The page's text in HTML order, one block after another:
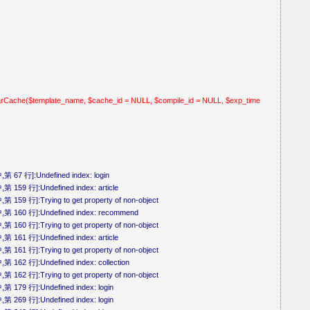
$cache_id = NULL, $compile_id = NULL, $exp_time
67 行]:Undefined index: login
第 159 行]:Undefined index: article
第 159 行]:Trying to get property of non-object
第 160 行]:Undefined index: recommend
第 160 行]:Trying to get property of non-object
第 161 行]:Undefined index: article
第 161 行]:Trying to get property of non-object
162 行]:Undefined index: collection
第 162 行]:Trying to get property of non-object
179 行]:Undefined index: login
269 行]:Undefined index: login